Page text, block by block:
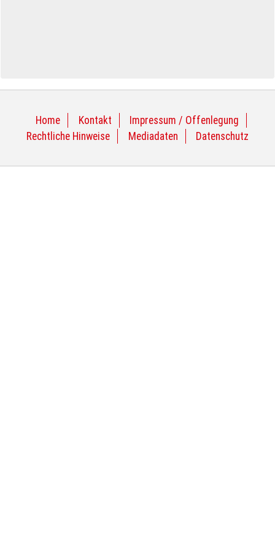
Home Kontakt
Impressum / Offenlegung
Rechtliche Hinweise
Mediadaten Datenschutz